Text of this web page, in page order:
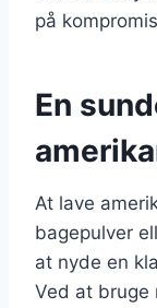
på
En
At lave
bagepulver
at nyde en
Ved at bruge